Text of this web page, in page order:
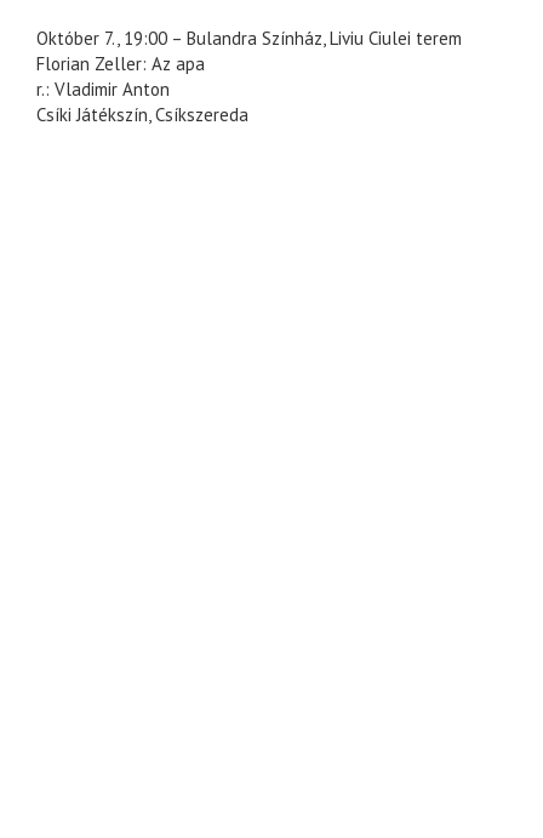
Október 7., 19:00 – Bulandra Színház, Liviu Ciulei terem
Florian Zeller: Az apa
r.: Vladimir Anton
Csíki Játékszín, Csíkszereda